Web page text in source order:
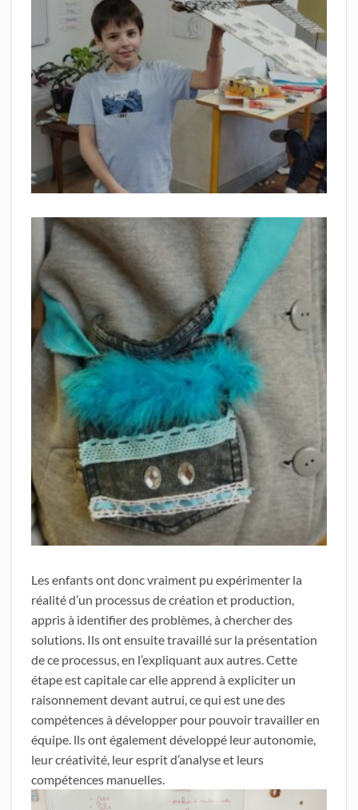
Les enfants ont donc vraiment pu expérimenter la
réalité d’un processus de création et production,
appris à identifier des problèmes, à chercher des
solutions. Ils ont ensuite travaillé sur la présentation
de ce processus, en l’expliquant aux autres. Cette
étape est capitale car elle apprend à expliciter un
raisonnement devant autrui, ce qui est une des
compétences à développer pour pouvoir travailler en
équipe. lls ont également développé leur autonomie,
leur créativité, leur esprit d’analyse et leurs
compétences manuelles.